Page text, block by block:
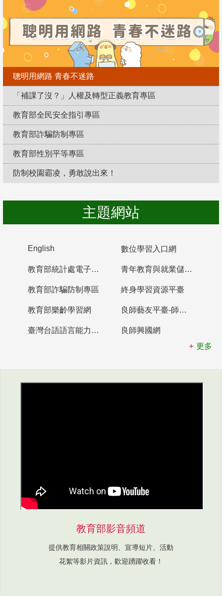
聰明用網路 青春不迷路
「補課了沒？」人權及轉型正義教育專區
教育部全民安全指引專區
教育部詐騙防制專區
教育部性別平等專區
防制校園霸凌，勇敢說出來！
主題網站
English 數位學習入口網
教育部統計處電子書櫃 青年教育與就業儲蓄帳戶
教育部詐騙防制專區 終身學習資源平臺
教育部樂齡學習網 良師藝友平臺-師資培育整合平臺
臺灣台語語言能力認證網站
良師興國網
更多
教育部影音頻道
提供教育相關政策說明、宣導短片、活動
花絮等影片資訊，歡迎踴躍收看！